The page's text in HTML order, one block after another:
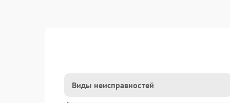
Виды неисправностей